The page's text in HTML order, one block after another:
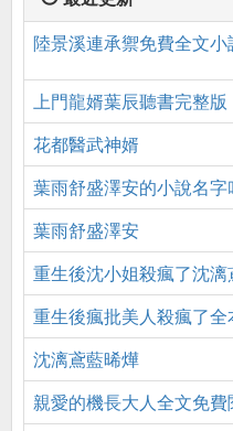
陸景溪連承禦免費全文小
上門龍婿葉辰聽書完整版
花都醫武神婿
葉雨舒盛澤安的小說名字
葉雨舒盛澤安
重生後沈小姐殺瘋了沈漓
重生後瘋批美人殺瘋了全
沈漓鳶藍晞燁
親愛的機長大人全文免費